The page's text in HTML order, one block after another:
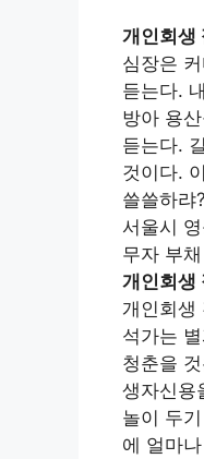
개인회생
심장은
듣는다.
방아 용
듣는다.
것이다.
쓸쓸하랴
서울시
무자 부
개인회생
개인회생
석가는
청춘을
생자신용
놀이 두
에 얼마